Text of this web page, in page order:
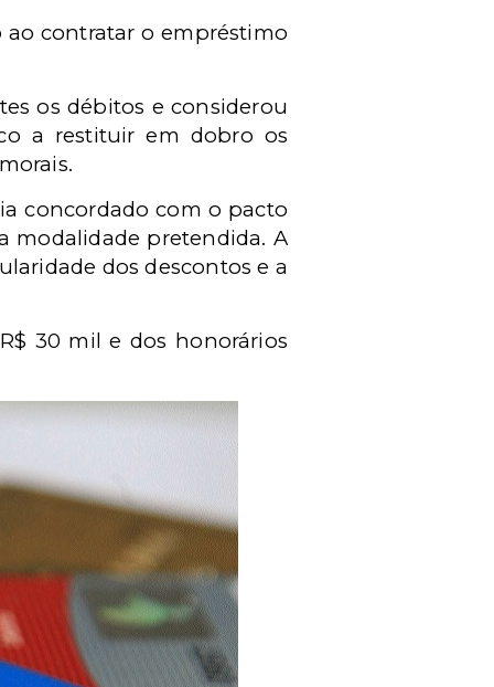
contratar o empréstimo
os débitos e considerou
a restituir em dobro os
concordado com o pacto
modalidade pretendida. A
dos descontos e a
30 mil e dos honorários